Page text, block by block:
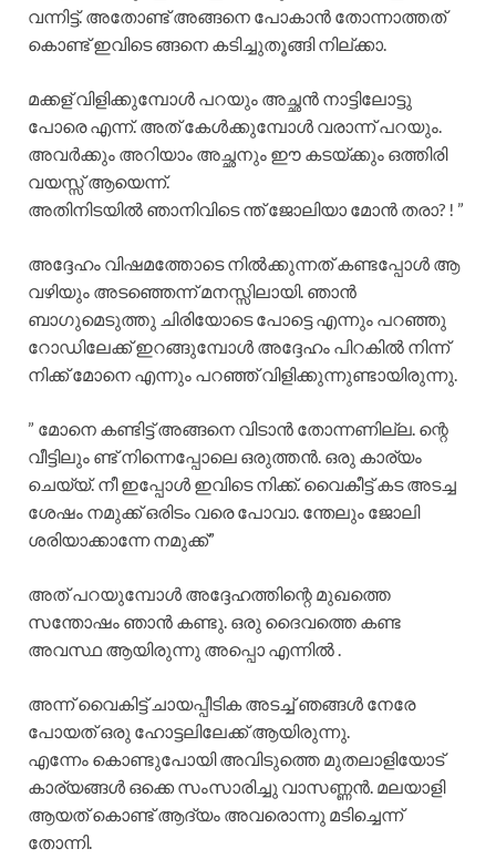
വന്നിട്ട്. അതോണ്ട് അങ്ങനെ പോകാൻ തോന്നാത്തത്
കൊണ്ട് ഇവിടെ ങ്ങനെ കടിച്ചുതൂങ്ങി നില്ക്കാ.
മക്കള് വിളിക്കുമ്പോൾ പറയും അച്ഛൻ നാട്ടിലോട്ടു
പോരെ എന്ന്. അത് കേൾക്കുമ്പോൾ വരാന്ന് പറയും.
അവർക്കും അറിയാം അച്ഛനും ഈ കടയ്ക്കും ഒത്തിരി
വയസ്സ് ആയെന്ന്.
അതിനിടയിൽ ഞാനിവിടെ ന്ത്‌ ജോലിയാ മോൻ തരാ? ! ”
അദ്ദേഹം വിഷമത്തോടെ നിൽക്കുന്നത് കണ്ടപ്പോൾ ആ
വഴിയും അടഞ്ഞെന്ന് മനസ്സിലായി. ഞാൻ
ബാഗുമെടുത്തു ചിരിയോടെ പോട്ടെ എന്നും പറഞ്ഞു
റോഡിലേക്ക് ഇറങ്ങുമ്പോൾ അദ്ദേഹം പിറകിൽ നിന്ന്
നിക്ക് മോനെ എന്നും പറഞ്ഞ് വിളിക്കുന്നുണ്ടായിരുന്നു.
” മോനെ കണ്ടിട്ട് അങ്ങനെ വിടാൻ തോന്നണില്ല. ന്റെ
വീട്ടിലും ണ്ട് നിന്നെപ്പോലെ ഒരുത്തൻ. ഒരു കാര്യം
ചെയ്യ്. നീ ഇപ്പോൾ ഇവിടെ നിക്ക്. വൈകീട്ട് കട അടച്ച
ശേഷം നമുക്ക് ഒരിടം വരെ പോവാ. ന്തേലും ജോലി
ശരിയാക്കാന്നേ നമുക്ക്”
അത് പറയുമ്പോൾ അദ്ദേഹത്തിന്റെ മുഖത്തെ
സന്തോഷം ഞാൻ കണ്ടു. ഒരു ദൈവത്തെ കണ്ട
അവസ്ഥ ആയിരുന്നു അപ്പൊ എന്നിൽ .
അന്ന് വൈകിട്ട് ചായപ്പീടിക അടച്ച് ഞങ്ങൾ നേരേ
പോയത് ഒരു ഹോട്ടലിലേക്ക് ആയിരുന്നു.
എന്നേം കൊണ്ടുപോയി അവിടുത്തെ മുതലാളിയോട്
കാര്യങ്ങൾ ഒക്കെ സംസാരിച്ചു വാസണ്ണൻ. മലയാളി
ആയത് കൊണ്ട് ആദ്യം അവരൊന്നു മടിച്ചെന്ന്
തോന്നി.